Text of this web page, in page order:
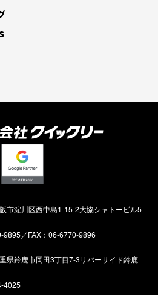
市淀川区西中島1-15-2大協シャトービル5
9895／FAX：06-6770-9896
県鈴鹿市岡田3丁目7-3リバーサイド鈴鹿
4025